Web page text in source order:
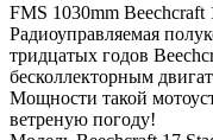
FMS 1030mm Beechcraft
Радиоуправляемая
тридцатых годов
бесколлекторным
Мощности такой
ветреную погоду!